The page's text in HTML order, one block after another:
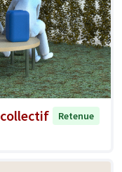
collectif
Retenue